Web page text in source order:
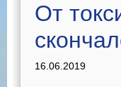
От
16.06.2019